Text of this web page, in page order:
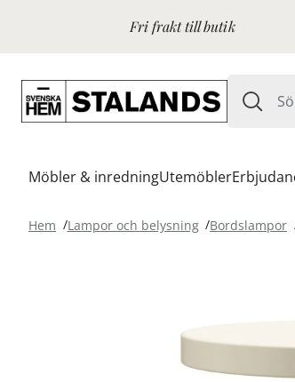
Fri frakt till butik
Möbler & inredningUtemöbler
Hem Lampor och belysning Bordslampor